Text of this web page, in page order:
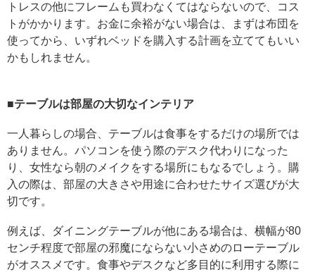
トレスの他にフレームも買わなくてはならないので、コス
トがかかります。お金に余裕がない場合は、まずは布団を
使ってから、いずれベッドを購入する計画を立ててもいい
かもしれません。
■テーブルは部屋の大切なインテリア
一人暮らしの場合、テーブルは食事をするだけの場所では
ありません。パソコンを使う際のデスク代わりになった
り、女性なら朝のメイクをする場所にもなるでしょう。購
入の際は、部屋の大きさや用途に合わせたサイズ選びが大
切です。
例えば、ダイニングテーブルが他にある場合は、横幅が80
センチ程度で部屋の邪魔にならない小さめのローテーブル
がオススメです。食事やデスクなど多目的に利用する際に